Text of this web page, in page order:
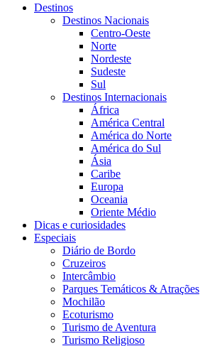
Destinos
Destinos Nacionais
Centro-Oeste
Norte
Nordeste
Sudeste
Sul
Destinos Internacionais
África
América Central
América do Norte
América do Sul
Ásia
Caribe
Europa
Oceania
Oriente Médio
Dicas e curiosidades
Especiais
Diário de Bordo
Cruzeiros
Intercâmbio
Parques Temáticos & Atrações
Mochilão
Ecoturismo
Turismo de Aventura
Turismo Religioso